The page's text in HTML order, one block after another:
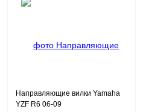
Направляющие вилки Yamaha
YZF R6 06-09